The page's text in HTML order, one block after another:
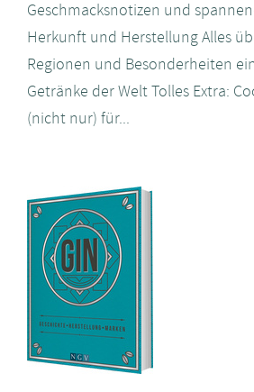
Geschmacksnotizen und
Herkunft und Herstellung Alles
Regionen und Besonderheiten
Getränke der Welt Tolles Extra:
(nicht nur) für...